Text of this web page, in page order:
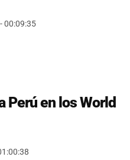
00:09:35
Perú en los World